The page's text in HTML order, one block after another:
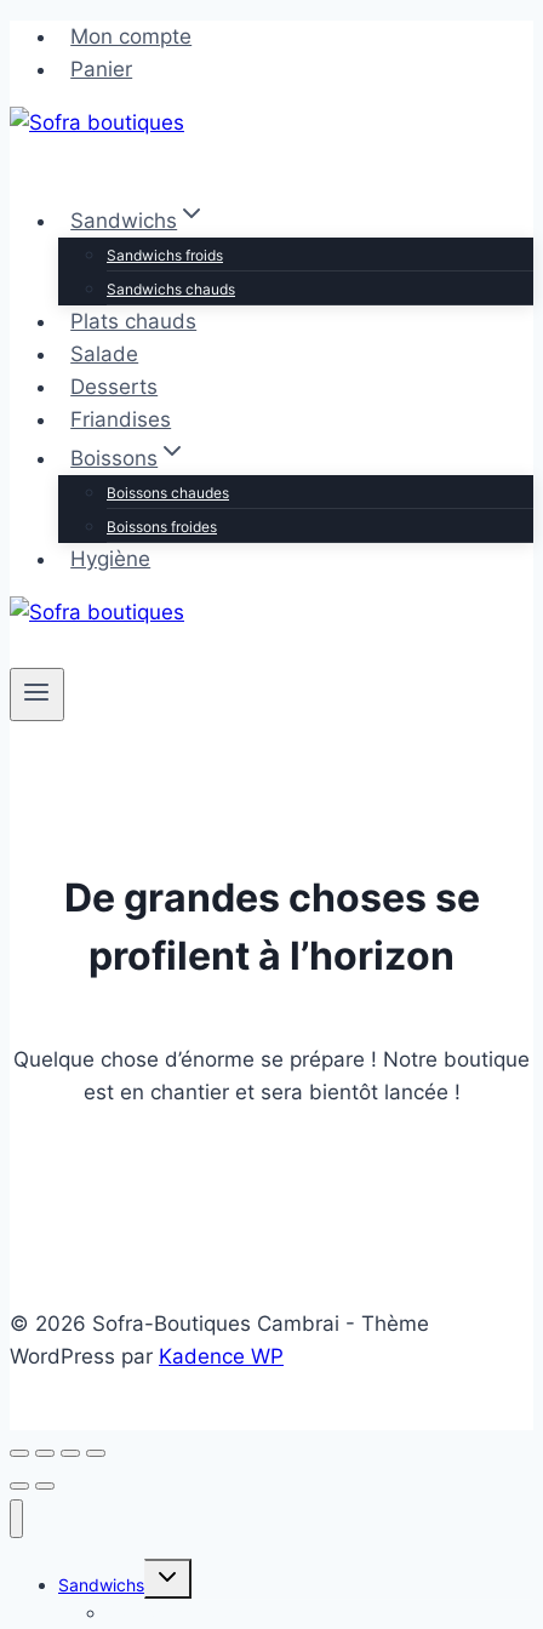
Aller
contenu
Aller
contenu
Mon compte
Panier
Sandwichs
Sandwichs froids
Sandwichs chauds
Plats chauds
Salade
Desserts
Friandises
Boissons
Boissons chaudes
Boissons froides
Hygiène
De grandes choses se
profilent à l’horizon
Quelque chose d’énorme se prépare ! Notre boutique
est en chantier et sera bientôt lancée !
© 2026 Sofra-Boutiques Cambrai - Thème
WordPress par Kadence WP
Sandwichs
Ouvrir/fermer